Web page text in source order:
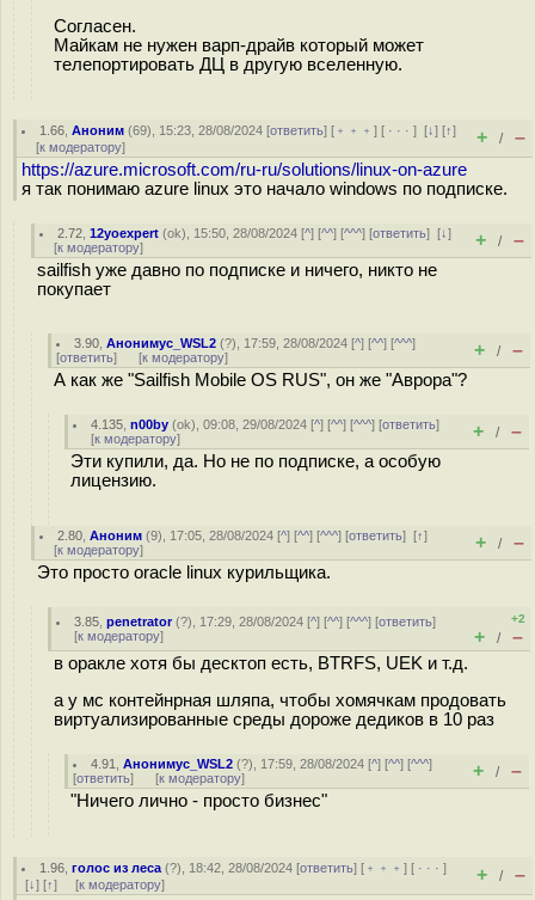
Согласен.
Майкам не нужен варп-драйв который может
телепортировать ДЦ в другую вселенную.
1.66 ,Аноним (69), 15:23, 28/08/2024 [ответить] [ ﹢﹢﹢] [ · · ·][↓] [↑]
[к модератору] + / –
https://azure.microsoft.com/ru-ru/solutions/linux-on-azure
я так понимаю azure linux это начало windows по подписке.
2.72 ,12yoexpert (ok), 15:50, 28/08/2024 [^] [^^] [^^^] [ответить][↓]
[к модератору] + / –
sailfish уже давно по подписке и ничего, никто не
покупает
3.90 ,Анонимус_WSL2 (?), 17:59, 28/08/2024 [^] [^^] [^^^]
[ответить] [к модератору] + / –
А как же "Sailfish Mobile OS RUS", он же "Аврора"?
4.135 ,n00by (ok), 09:08, 29/08/2024 [^] [^^] [^^^] [ответить]
[к модератору] + / –
Эти купили, да. Но не по подписке, а особую
лицензию.
2.80 ,Аноним (9), 17:05, 28/08/2024 [^] [^^] [^^^] [ответить][↑]
[к модератору] + / –
Это просто oracle linux курильщика.
3.85 ,penetrator(?), 17:29, 28/08/2024 [^] [^^] [^^^] [ответить]
[к модератору]
+2
+ / –
в оракле хотя бы десктоп есть, BTRFS, UEK и т.д.
а у мс контейнрная шляпа, чтобы хомячкам продовать
виртуализированные среды дороже дедиков в 10 раз
4.91 ,Анонимус_WSL2 (?), 17:59, 28/08/2024 [^] [^^] [^^^]
[ответить] [к модератору] + / –
"Ничего лично - просто бизнес"
1.96 ,голос из леса (?), 18:42, 28/08/2024 [ответить] [ ﹢﹢﹢] [ · · ·]
[↓] [↑] [к модератору] + / –